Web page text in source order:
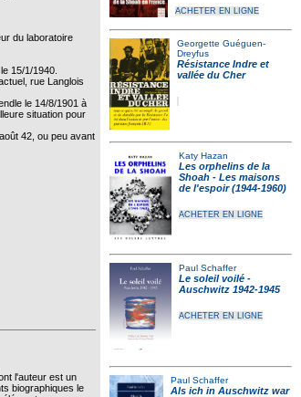
ACHETER EN LIGNE
Georgette Guéguen-
Dreyfus
Résistance Indre et
vallée du Cher
Katy Hazan
Les orphelins de la
Shoah - Les maisons
de l'espoir (1944-1960)
ACHETER EN LIGNE
Paul Schaffer
Le soleil voilé -
Auschwitz 1942-1945
ACHETER EN LIGNE
Paul Schaffer
Als ich in Auschwitz war
du laboratoire
15/1/1940.
rue Langlois
le 14/8/1901 à
situation pour
42, ou peu avant
l'auteur est un
biographiques le